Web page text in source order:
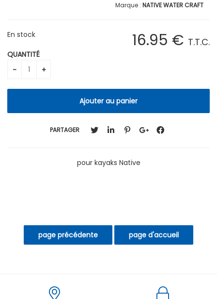
NATIVE WATER CRAFT
16.95 € T.T.C.
En stock
QUANTITÉ
PARTAGER
pour kayaks Native